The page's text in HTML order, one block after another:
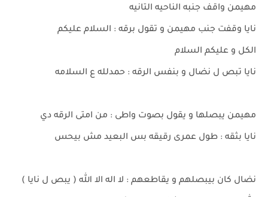
مهيمن واقف جنبه الناحيه التانيه
نايا وقفت جنب مهيمن و تقول برقه : السلام عليكم
الكل و عليكم السلام
نايا تبص ل نضال و بنفس الرقه : حمدلله ع السلامه
مهيمن يبصلها و يقول بصوت واطى : من امتى الرقه دي
نايا بثقه : طول عمرى رقيقه بس البعيد مش بيحس
نضال كان بيبصلهم و يقاطعهم : لا اله الا الله ( يبص ل نايا )